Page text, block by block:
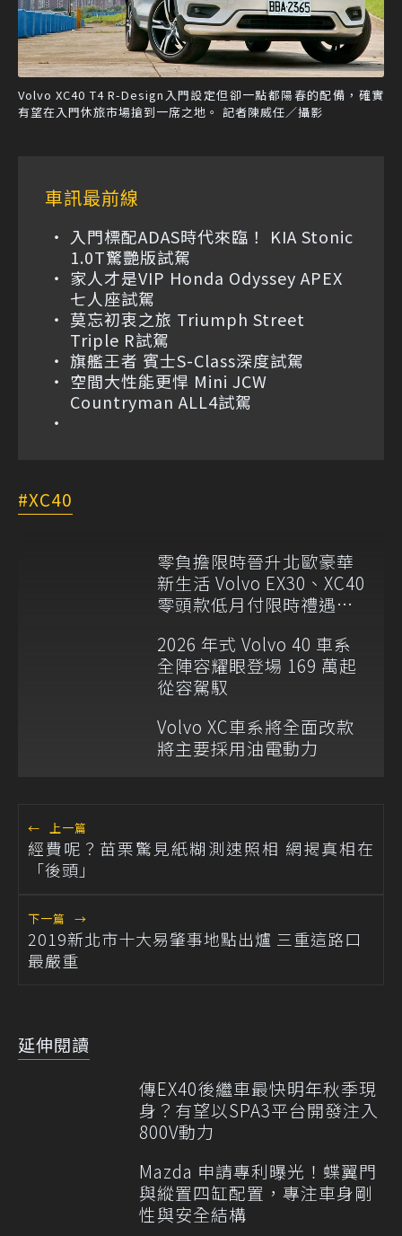
Volvo XC40 T4 R-Design入門設定但卻一點都陽春的配備，確實
有望在入門休旅市場搶到一席之地。 記者陳威任／攝影
車訊最前線
入門標配ADAS時代來臨！ KIA Stonic
1.0T驚艷版試駕
家人才是VIP Honda Odyssey APEX
七人座試駕
莫忘初衷之旅 Triumph Street
Triple R試駕
旗艦王者 賓士S-Class深度試駕
空間大性能更悍 Mini JCW
Countryman ALL4試駕
XC40
零負擔限時晉升北歐豪華
新生活 Volvo EX30、XC40
零頭款低月付限時禮遇登
2026 年式 Volvo 40 車系
全陣容耀眼登場 169 萬起
從容駕馭
Volvo XC車系將全面改款
將主要採用油電動力
← 上一篇
經費呢？苗栗驚見紙糊測速照相 網揭真相在
「後頭」
下一篇 →
2019新北市十大易肇事地點出爐 三重這路口
最嚴重
延伸閱讀
傳EX40後繼車最快明年秋季現
身？有望以SPA3平台開發注入
800V動力
Mazda 申請專利曝光！蝶翼門
與縱置四缸配置，專注車身剛
性與安全結構